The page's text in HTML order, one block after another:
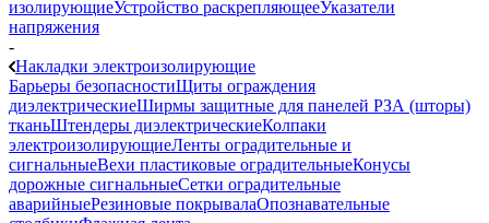
изолирующиеУстройство раскрепляющееУказатели
напряжения
-
Накладки электроизолирующие
Барьеры безопасностиЩиты ограждения
диэлектрическиеШирмы защитные для панелей РЗА (шторы)
тканьШтендеры диэлектрическиеКолпаки
электроизолирующиеЛенты оградительные и
сигнальныеВехи пластиковые оградительныеКонусы
дорожные сигнальныеСетки оградительные
аварийныеРезиновые покрывалаОпознавательные